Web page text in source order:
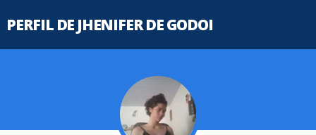
PERFIL DE JHENIFER DE GODOI